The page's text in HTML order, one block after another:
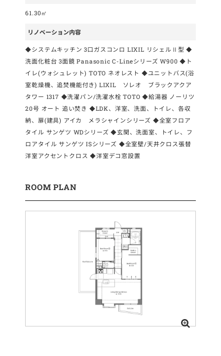
61.30㎡
リノベーション内容
◆システムキッチン 3口ガスコンロ LIXIL リシェルⅡ型 ◆
洗面化粧台 3面鏡 Panasonic C-Lineシリーズ W900 ◆ト
イレ(ウォシュレット) TOTO ネオレスト ◆ユニットバス(浴
室乾燥機、追焚機能付き) LIXIL ソレオ ブラックアクア
タワー 1317 ◆洗濯パン/洗濯水栓 TOTO ◆給湯器 ノーリツ
20号 オート 追い焚き ◆LDK、洋室、洗面、トイレ、各収
納、扉(建具) アイカ メラシャインシリーズ ◆全室フロア
タイル サンゲツ WDシリーズ ◆玄関、洗面室、トイレ、フ
ロアタイル サンゲツ ISシリーズ ◆全室壁/天井クロス張替
洋室アクセントクロス ◆洋室デコ窓設置
ROOM PLAN